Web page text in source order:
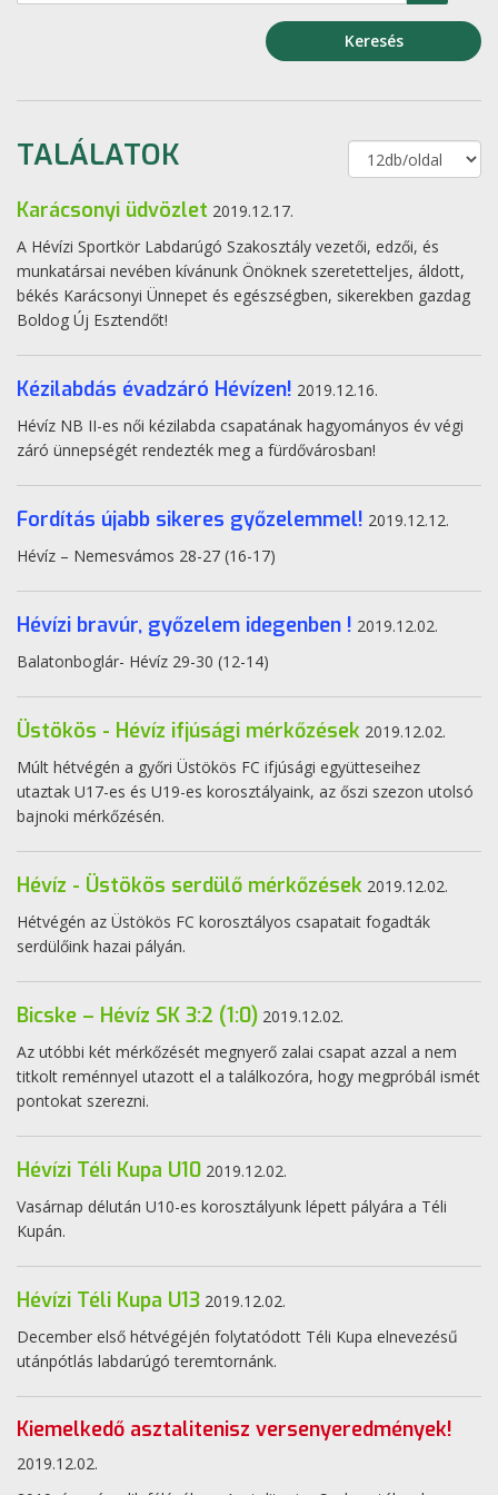
Keresés
TALÁLATOK
Karácsonyi üdvözlet 2019.12.17.
A Hévízi Sportkör Labdarúgó Szakosztály vezetői, edzői, és
munkatársai nevében kívánunk Önöknek szeretetteljes, áldott,
békés Karácsonyi Ünnepet és egészségben, sikerekben gazdag
Boldog Új Esztendőt!
Kézilabdás évadzáró Hévízen! 2019.12.16.
Hévíz NB II-es női kézilabda csapatának hagyományos év végi
záró ünnepségét rendezték meg a fürdővárosban!
Fordítás újabb sikeres győzelemmel! 2019.12.12.
Hévíz – Nemesvámos 28-27 (16-17)
Hévízi bravúr, győzelem idegenben ! 2019.12.02.
Balatonboglár- Hévíz 29-30 (12-14)
Üstökös - Hévíz ifjúsági mérkőzések 2019.12.02.
Múlt hétvégén a győri Üstökös FC ifjúsági együtteseihez
utaztak U17-es és U19-es korosztályaink, az őszi szezon utolsó
bajnoki mérkőzésén.
Hévíz - Üstökös serdülő mérkőzések 2019.12.02.
Hétvégén az Üstökös FC korosztályos csapatait fogadták
serdülőink hazai pályán.
Bicske – Hévíz SK 3:2 (1:0) 2019.12.02.
Az utóbbi két mérkőzését megnyerő zalai csapat azzal a nem
titkolt reménnyel utazott el a találkozóra, hogy megpróbál ismét
pontokat szerezni.
Hévízi Téli Kupa U10 2019.12.02.
Vasárnap délután U10-es korosztályunk lépett pályára a Téli
Kupán.
Hévízi Téli Kupa U13 2019.12.02.
December első hétvégéjén folytatódott Téli Kupa elnevezésű
utánpótlás labdarúgó teremtornánk.
Kiemelkedő asztalitenisz versenyeredmények!
2019.12.02.